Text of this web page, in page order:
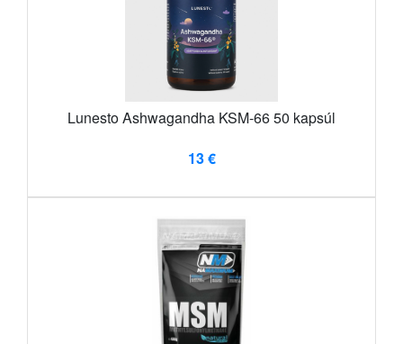
Lunesto Ashwagandha KSM-66 50 kapsúl
13 €